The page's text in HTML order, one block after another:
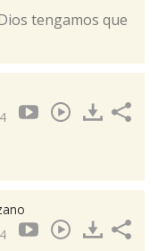
tengamos que